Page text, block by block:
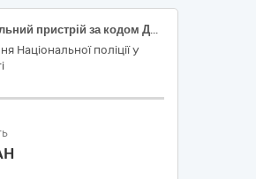
Багатофункціональний пристрій за кодом ДК 021:2015: 30230000-0 - Комп’ютерне обладнання
Національної поліції у